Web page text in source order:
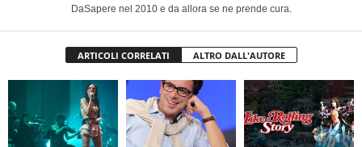
DaSapere nel 2010 e da allora se ne prende cura.
ARTICOLI CORRELATI ALTRO DALL'AUTORE